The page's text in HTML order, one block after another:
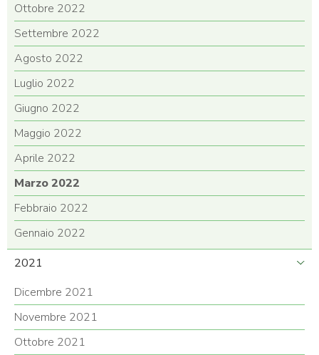
Ottobre 2022
Settembre 2022
Agosto 2022
Luglio 2022
Giugno 2022
Maggio 2022
Aprile 2022
Marzo 2022
Febbraio 2022
Gennaio 2022
2021
Dicembre 2021
Novembre 2021
Ottobre 2021